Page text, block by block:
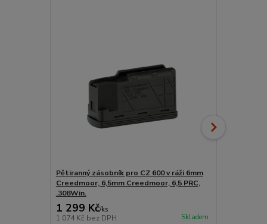
Pětiranný zásobník pro CZ 600 v ráži 6mm
Creedmoor, 6,5mm Creedmoor, 6,5 PRC,
.308Win.
1 299 Kč/ks
1 074 Kč bez DPH Skladem